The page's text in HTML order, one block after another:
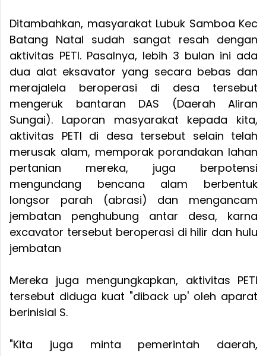
Ditambahkan, masyarakat Lubuk Samboa Kec
Batang Natal sudah sangat resah dengan
aktivitas PETI. Pasalnya, lebih 3 bulan ini ada
dua alat eksavator yang secara bebas dan
merajalela beroperasi di desa tersebut
mengeruk bantaran DAS (Daerah Aliran
Sungai). Laporan masyarakat kepada kita,
aktivitas PETI di desa tersebut selain telah
merusak alam, memporak porandakan lahan
pertanian mereka, juga berpotensi
mengundang bencana alam berbentuk
longsor parah (abrasi) dan mengancam
jembatan penghubung antar desa, karna
excavator tersebut beroperasi di hilir dan hulu
jembatan
Mereka juga mengungkapkan, aktivitas PETI
tersebut diduga kuat "diback up' oleh aparat
berinisial S.
"Kita juga minta pemerintah daerah,